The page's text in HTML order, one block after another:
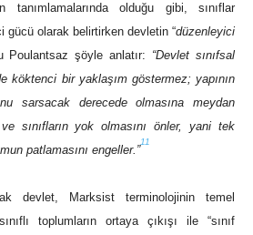
tanımlamalarında olduğu gibi, sınıflar
gücü olarak belirtirken devletin “düzenleyici
Poulantsaz şöyle anlatır: “Devlet sınıfsal
köktenci bir yaklaşım göstermez; yapının
sarsacak derecede olmasına meydan
sınıfların yok olmasını önler, yani tek
patlamasını engeller.”
11
devlet, Marksist terminolojinin temel
toplumların ortaya çıkışı ile “sınıf